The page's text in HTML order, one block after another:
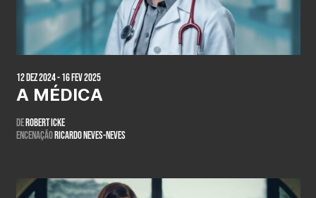
12 Dez 2024 - 16 Fev 2025
A MÉDICA
DeRobert Icke
EncenaçãoRicardo Neves-Neves